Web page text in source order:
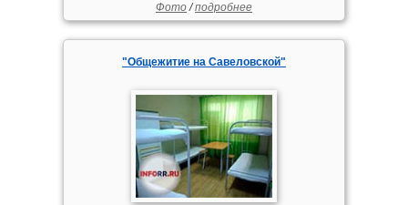
Фото/подробнее
"Общежитие на Савеловской"